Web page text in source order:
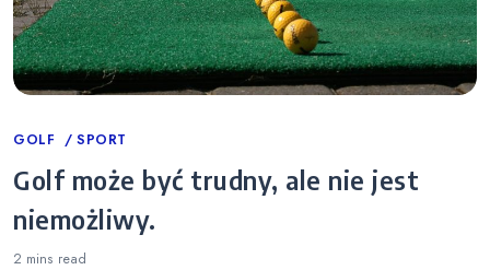
Categories
GOLF SPORT
Golf może być trudny, ale nie jest
niemożliwy.
2 mins read